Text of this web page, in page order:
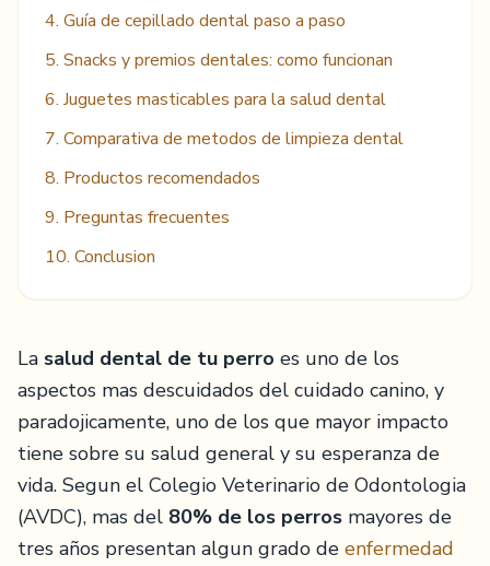
4. Guía de cepillado dental paso a paso
5. Snacks y premios dentales: como funcionan
6. Juguetes masticables para la salud dental
7. Comparativa de metodos de limpieza dental
8. Productos recomendados
9. Preguntas frecuentes
10. Conclusion
La salud dental de tu perro es uno de los
aspectos mas descuidados del cuidado canino, y
paradojicamente, uno de los que mayor impacto
tiene sobre su salud general y su esperanza de
vida. Segun el Colegio Veterinario de Odontologia
(AVDC), mas del 80% de los perros mayores de
tres años presentan algun grado de enfermedad